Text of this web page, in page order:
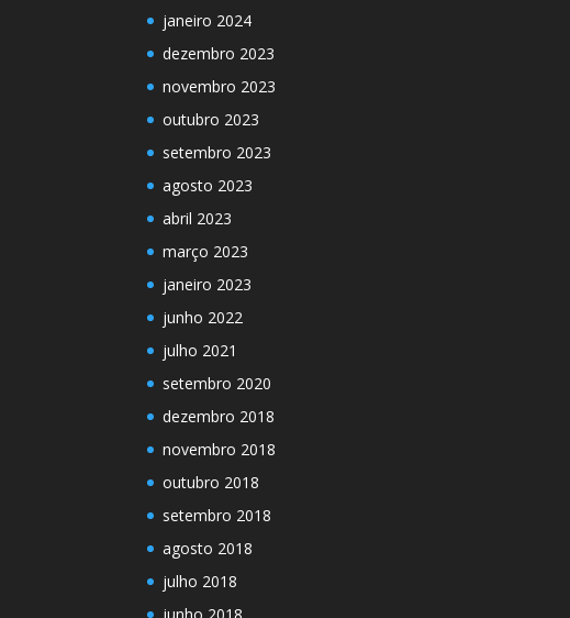
janeiro 2024
dezembro 2023
novembro 2023
outubro 2023
setembro 2023
agosto 2023
abril 2023
março 2023
janeiro 2023
junho 2022
julho 2021
setembro 2020
dezembro 2018
novembro 2018
outubro 2018
setembro 2018
agosto 2018
julho 2018
junho 2018